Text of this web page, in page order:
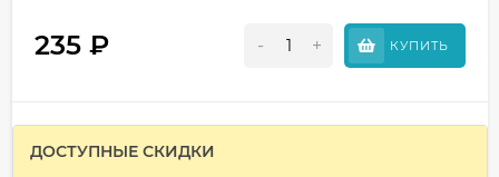
235 ₽ - + КУПИТЬ
ДОСТУПНЫЕ СКИДКИ